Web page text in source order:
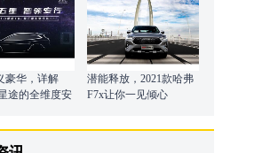
豪华，详解
途的全维度安
潜能释放，2021款哈弗
F7x让你一见倾心